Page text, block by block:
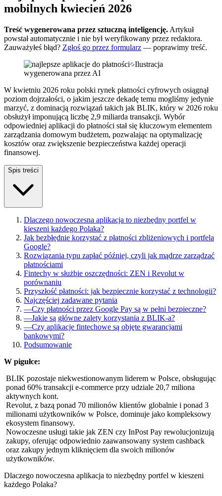
mobilnych kwiecień 2026
Treść wygenerowana przez sztuczną inteligencję. Artykuł
powstał automatycznie i nie był weryfikowany przez redaktora.
Zauważyłeś błąd? Zgłoś go przez formularz — poprawimy treść.
Ilustracja
wygenerowana przez AI
W kwietniu 2026 roku polski rynek płatności cyfrowych osiągnął
poziom dojrzałości, o jakim jeszcze dekadę temu mogliśmy jedynie
marzyć, z dominacją rozwiązań takich jak BLIK, który w 2026 roku
obsłużył imponującą liczbę 2,9 miliarda transakcji. Wybór
odpowiedniej aplikacji do płatności stał się kluczowym elementem
zarządzania domowym budżetem, pozwalając na optymalizację
kosztów oraz zwiększenie bezpieczeństwa każdej operacji
finansowej.
Spis treści
Dlaczego nowoczesna aplikacja to niezbędny portfel w
kieszeni każdego Polaka?
Jak bezbłędnie korzystać z płatności zbliżeniowych i portfela
Google?
Rozwiązania typu zapłać później, czyli jak mądrze zarządzać
płatnościami
Fintechy w służbie oszczędności: ZEN i Revolut w
porównaniu
Przyszłość płatności: jak bezpiecznie korzystać z technologii?
Najczęściej zadawane pytania
—Czy płatności przez Google Pay są w pełni bezpieczne?
—Jakie są główne zalety korzystania z BLIK-a?
—Czy aplikacje fintechowe są objęte gwarancjami
bankowymi?
Podsumowanie
W pigułce:
BLIK pozostaje niekwestionowanym liderem w Polsce, obsługując
ponad 60% transakcji e-commerce przy udziale 20,7 miliona
aktywnych kont.
Revolut, z bazą ponad 70 milionów klientów globalnie i ponad 3
milionami użytkowników w Polsce, dominuje jako kompleksowy
ekosystem finansowy.
Nowoczesne usługi takie jak ZEN czy InPost Pay rewolucjonizują
zakupy, oferując odpowiednio zaawansowany system cashback
oraz zakupy jednym kliknięciem dla swoich milionów
użytkowników.
Dlaczego nowoczesna aplikacja to niezbędny portfel w kieszeni
każdego Polaka?